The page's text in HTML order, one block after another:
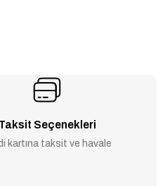
Seçenekleri
kartına taksit ve havale